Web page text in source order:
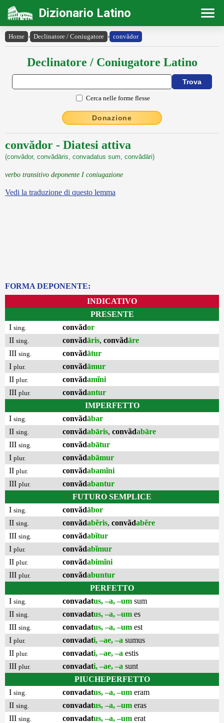
Dizionario Latino
Home › Declinatore / Coniugatore › convădor
Declinatore / Coniugatore Latino
Cerca nelle forme flesse
Donazione
convădor - Diatesi attiva
(convădor, convădāris, convadatus sum, convădāri)
verbo transitivo deponente I coniugazione
Vedi la traduzione di questo lemma
FORMA DEPONENTE:
INDICATIVO
PRESENTE
I sing. convădor
II sing. convădāris, convădāre
III sing. convădātur
I plur. convădāmur
II plur. convădamĭni
III plur. convădantur
IMPERFETTO
I sing. convădābar
II sing. convădabāris, convădabāre
III sing. convădabātur
I plur. convădabāmur
II plur. convădabamĭni
III plur. convădabantur
FUTURO SEMPLICE
I sing. convădābor
II sing. convădabĕris, convădabĕre
III sing. convădabĭtur
I plur. convădabĭmur
II plur. convădabimĭni
III plur. convădabuntur
PERFETTO
I sing. convadatus, –a, –um sum
II sing. convadatus, –a, –um es
III sing. convadatus, –a, –um est
I plur. convadati, –ae, –a sumus
II plur. convadati, –ae, –a estis
III plur. convadati, –ae, –a sunt
PIUCHEPERFETTO
I sing. convadatus, –a, –um eram
II sing. convadatus, –a, –um eras
III sing. convadatus, –a, –um erat